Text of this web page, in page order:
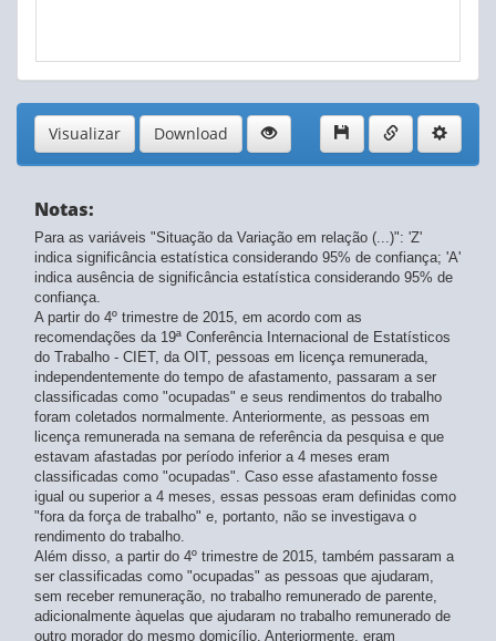
1º trimestre 2016- atualizado em 15/08/2025
4º trimestre 2015- atualizado em 15/08/2025
3º trimestre 2015- atualizado em 15/08/2025
2º trimestre 2015 - atualizado em 15/08/2025
1º trimestre 2015- atualizado em 15/08/2025
4º trimestre 2014- atualizado em 15/08/2025
3º trimestre 2014
2º trimestre 2014 - atualizado em 15/08/2025
1º trimestre 2014- atualizado em 15/08/2025
4º trimestre 2013 - atualizado em 15/08/2025
3º trimestre 2013 - atualizado em 15/08/2025
1º trimestre 2019- atualizado em 15/08/2025
4º trimestre 2018- atualizado em 15/08/2025
3º trimestre 2018- atualizado em 15/08/2025
1º trimestre 2018
4º trimestre 2017- atualizado em 15/08/2025
3º trimestre 2017- atualizado em 15/08/2025
2º trimestre 2017- atualizado em 15/08/2025
1º trimestre 2017
4º trimestre 2016 - atualizado em 15/08/2025
3º trimestre 2016- atualizado em 15/08/2025
2º trimestre 2016- atualizado em 15/08/2025
Visualizar Download
Notas:
Para as variáveis "Situação da Variação em relação (...)": 'Z'
indica significância estatística considerando 95% de confiança; 'A'
indica ausência de significância estatística considerando 95% de
confiança.
A partir do 4º trimestre de 2015, em acordo com as
recomendações da 19ª Conferência Internacional de Estatísticos
do Trabalho - CIET, da OIT, pessoas em licença remunerada,
independentemente do tempo de afastamento, passaram a ser
classificadas como "ocupadas" e seus rendimentos do trabalho
foram coletados normalmente. Anteriormente, as pessoas em
licença remunerada na semana de referência da pesquisa e que
estavam afastadas por período inferior a 4 meses eram
classificadas como "ocupadas". Caso esse afastamento fosse
igual ou superior a 4 meses, essas pessoas eram definidas como
"fora da força de trabalho" e, portanto, não se investigava o
rendimento do trabalho.
Além disso, a partir do 4º trimestre de 2015, também passaram a
ser classificadas como "ocupadas" as pessoas que ajudaram,
sem receber remuneração, no trabalho remunerado de parente,
adicionalmente àquelas que ajudaram no trabalho remunerado de
outro morador do mesmo domicílio. Anteriormente, eram